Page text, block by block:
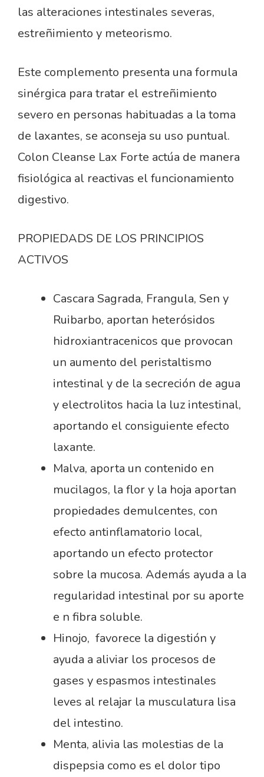
las alteraciones intestinales severas,
estreñimiento y meteorismo.
Este complemento presenta una formula
sinérgica para tratar el estreñimiento
severo en personas habituadas a la toma
de laxantes, se aconseja su uso puntual.
Colon Cleanse Lax Forte actúa de manera
fisiológica al reactivas el funcionamiento
digestivo.
PROPIEDADS DE LOS PRINCIPIOS
ACTIVOS
Cascara Sagrada, Frangula, Sen y
Ruibarbo, aportan heterósidos
hidroxiantracenicos que provocan
un aumento del peristaltismo
intestinal y de la secreción de agua
y electrolitos hacia la luz intestinal,
aportando el consiguiente efecto
laxante.
Malva, aporta un contenido en
mucilagos, la flor y la hoja aportan
propiedades demulcentes, con
efecto antinflamatorio local,
aportando un efecto protector
sobre la mucosa. Además ayuda a la
regularidad intestinal por su aporte
e n fibra soluble.
Hinojo, favorece la digestión y
ayuda a aliviar los procesos de
gases y espasmos intestinales
leves al relajar la musculatura lisa
del intestino.
Menta, alivia las molestias de la
dispepsia como es el dolor tipo